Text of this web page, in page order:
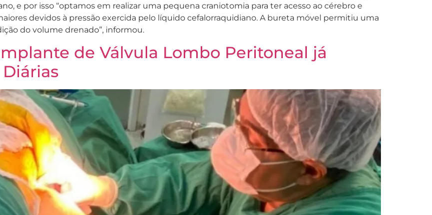
e por isso “optamos em realizar uma pequena craniotomia para ter acesso ao cérebro e
devidos à pressão exercida pelo líquido cefalorraquidiano. A bureta móvel permitiu uma
do volume drenado”, informou.
de Válvula Lombo Peritoneal já